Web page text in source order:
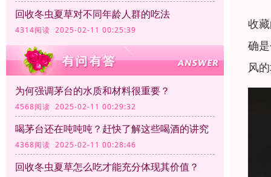
回收冬虫夏草对不同年龄人群的吃法
4314阅读 2025-02-11 00:25:39
为何强调茅台的水质和材料很重要？
4568阅读 2025-02-11 00:29:32
喝茅台还在吨吨吨？赶快了解这些喝酒的讲究
4368阅读 2025-02-11 00:28:46
回收冬虫夏草怎么吃才能充分体现其价值？
收
确
风